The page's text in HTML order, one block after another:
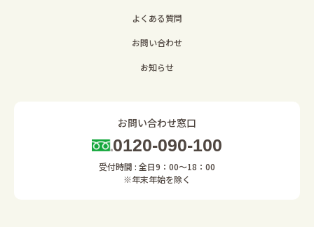
よくある質問
お問い合わせ
お知らせ
お問い合わせ窓口
0120-090-100
受付時間 : 全日9：00～18：00
※年末年始を除く